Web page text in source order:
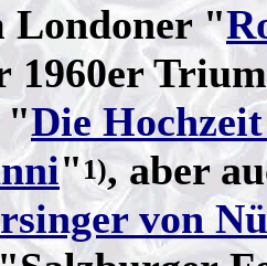
Londoner "
1960er
"Die
" 1), aber
von